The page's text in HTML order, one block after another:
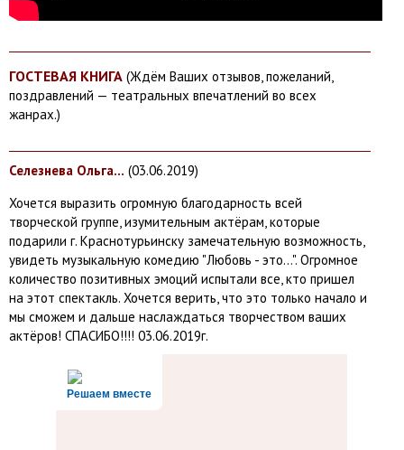
ГОСТЕВАЯ КНИГА (Ждём Ваших отзывов, пожеланий,
поздравлений — театральных впечатлений во всех
жанрах.)
Селезнева Ольга... (03.06.2019)
Хочется выразить огромную благодарность всей
творческой группе, изумительным актёрам, которые
подарили г. Краснотурьинску замечательную возможность,
увидеть музыкальную комедию "Любовь - это...". Огромное
количество позитивных эмоций испытали все, кто пришел
на этот спектакль. Хочется верить, что это только начало и
мы сможем и дальше наслаждаться творчеством ваших
актёров! СПАСИБО!!!! 03.06.2019г.
Решаем вместе